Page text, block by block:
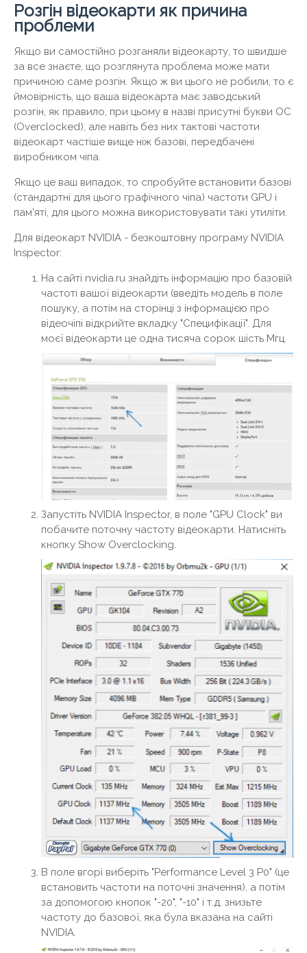
Розгін відеокарти як причина
проблеми
Якщо ви самостійно розганяли відеокарту, то швидше
за все знаєте, що розглянута проблема може мати
причиною саме розгін. Якщо ж ви цього не робили, то є
ймовірність, що ваша відеокарта має заводський
розгін, як правило, при цьому в назві присутні букви OC
(Overclocked), але навіть без них тактові частоти
відеокарт частіше вище ніж базові, передбачені
виробником чіпа.
Якщо це ваш випадок, то спробуйте встановити базові
(стандартні для цього графічного чіпа) частоти GPU і
пам'яті, для цього можна використовувати такі утиліти.
Для відеокарт NVIDIA - безкоштовну програму NVIDIA
Inspector:
На сайті nvidia.ru знайдіть інформацію про базовій
частоті вашої відеокарти (введіть модель в поле
пошуку, а потім на сторінці з інформацією про
відеочіпі відкрийте вкладку "Специфікації". Для
моєї відеокарти це одна тисяча сорок шість Мгц.
Запустіть NVIDIA Inspector, в поле "GPU Clock" ви
побачите поточну частоту відеокарти. Натисніть
кнопку Show Overclocking.
В поле вгорі виберіть "Performance Level 3 P0" (це
встановить частоти на поточні значення), а потім
за допомогою кнопок "-20", "-10" і т.д. знизьте
частоту до базової, яка була вказана на сайті
NVIDIA.